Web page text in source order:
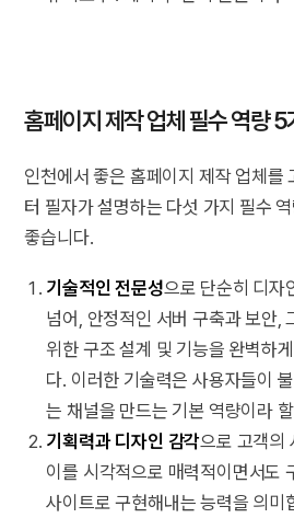
홈페이지 제작 업체 필수 역량 5
인천에서 좋은 홈페이지 제작 업체를
터 필자가 설명하는 다섯 가지 필수
좋습니다.
기술적인 전문성으로 단순히 디자
넘어, 안정적인 서버 구축과 보안,
위한 구조 설계 및 기능을 완벽하
다. 이러한 기술력은 사용자들이
는 채널을 만드는 기본 역량이라
기획력과 디자인 감각으로 고객의
이를 시각적으로 매력적이면서도
사이트로 구현해내는 능력을 의미